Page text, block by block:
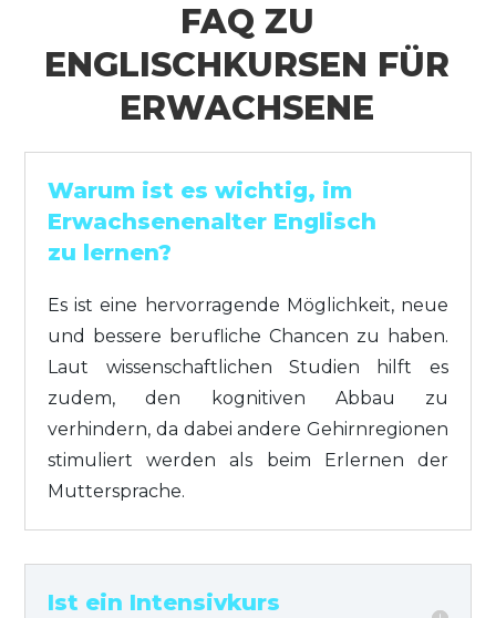
FAQ ZU
ENGLISCHKURSEN FÜR
ERWACHSENE
Warum ist es wichtig, im
Erwachsenenalter Englisch
zu lernen?
Es ist eine hervorragende Möglichkeit, neue
und bessere berufliche Chancen zu haben.
Laut wissenschaftlichen Studien hilft es
zudem, den kognitiven Abbau zu
verhindern, da dabei andere Gehirnregionen
stimuliert werden als beim Erlernen der
Muttersprache.
Ist ein Intensivkurs